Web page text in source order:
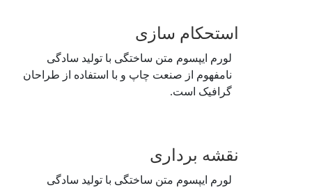
استحکام سازی
لورم ایپسوم متن ساختگی با تولید سادگی
نامفهوم از صنعت چاپ و با استفاده از طراحان
گرافیک است.
نقشه برداری
لورم ایپسوم متن ساختگی با تولید سادگی